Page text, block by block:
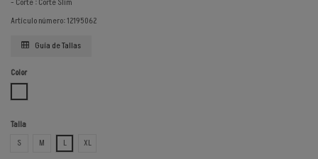
- Corte : Corte Slim
Artículo número: 12195062
Guía de Tallas
Color
Talla
S
M L XL